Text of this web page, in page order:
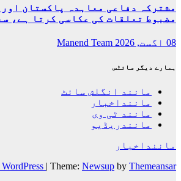
مشترکہ دفاعی معاہدہ پاکستان
مضبوط تعلقات کی عکاسی کرتا ہے،
08 اگست, 2026 Manend Team
ہمارے دیگر سائٹس
مانند انگلش سائٹ
ماننداخبار
مانند ٹی وی
مانندریڈیو
ماننداخبار
| Theme: Newsup by Themeansar